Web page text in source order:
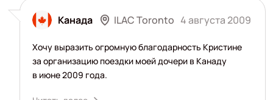
Канада ILAC Toronto 4 августа 2009
Хочу выразить огромную благодарность Кристине
за организацию поездки моей дочери в Канаду
в июне 2009 года.